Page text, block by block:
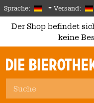
Skip to main content
Sprache: German
Versand:
Der Shop befindet
keine